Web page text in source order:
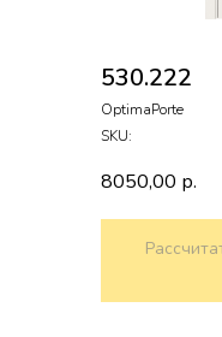
530.222
OptimaPorte
SKU:
8050,00 р.